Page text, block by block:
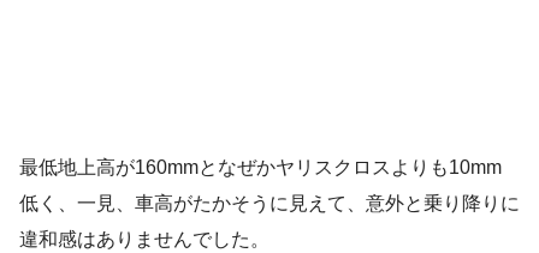
最低地上高が160mmとなぜかヤリスクロスよりも10mm
低く、一見、車高がたかそうに見えて、意外と乗り降りに
違和感はありませんでした。